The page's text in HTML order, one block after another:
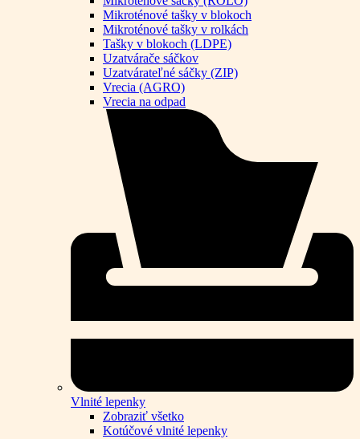
Mikroténové tašky v blokoch
Mikroténové tašky v rolkách
Tašky v blokoch (LDPE)
Uzatvárače sáčkov
Uzatvárateľné sáčky (ZIP)
Vrecia (AGRO)
Vrecia na odpad
Vlnité lepenky
Zobraziť všetko
Kotúčové vlnité lepenky